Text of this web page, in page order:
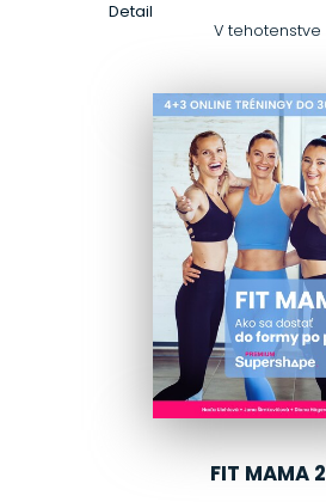
V tehotenstve
Detail
FIT MAMA 2